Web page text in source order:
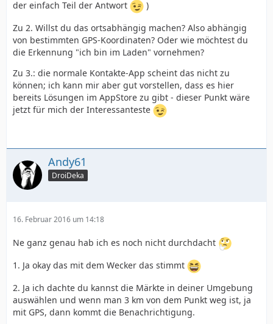
der einfach Teil der Antwort
)
Zu 2. Willst du das ortsabhängig machen? Also abhängig
von bestimmten GPS-Koordinaten? Oder wie möchtest du
die Erkennung "ich bin im Laden" vornehmen?
Zu 3.: die normale Kontakte-App scheint das nicht zu
können; ich kann mir aber gut vorstellen, dass es hier
bereits Lösungen im AppStore zu gibt - dieser Punkt wäre
jetzt für mich der Interessanteste
Andy61
DroiDeka
16. Februar 2016 um 14:18
Ne ganz genau hab ich es noch nicht durchdacht
1. Ja okay das mit dem Wecker das stimmt
2. Ja ich dachte du kannst die Märkte in deiner Umgebung
auswählen und wenn man 3 km von dem Punkt weg ist, ja
mit GPS, dann kommt die Benachrichtigung.